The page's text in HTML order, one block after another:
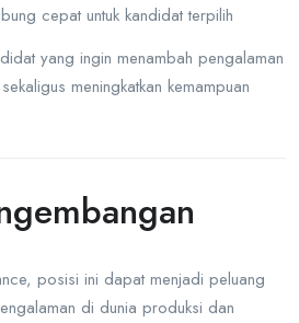
cepat untuk kandidat terpilih
yang ingin menambah pengalaman
meningkatkan kemampuan
posisi ini dapat menjadi peluang
di dunia produksi dan